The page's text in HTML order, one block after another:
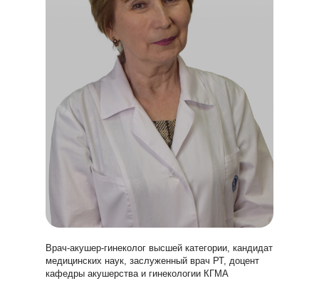
Врач-акушер-гинеколог высшей категории, кандидат
медицинских наук, заслуженный врач РТ, доцент
кафедры акушерства и гинекологии КГМА